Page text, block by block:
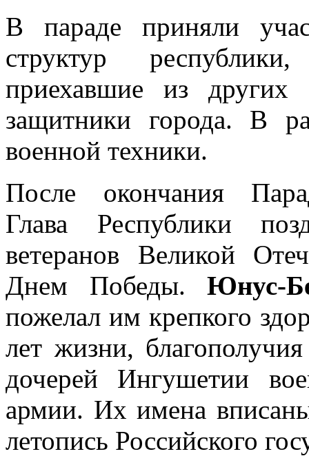
В параде приняли
структур
приехавшие из других
защитники города. В
военной техники.
После окончания
Глава Республики
ветеранов Великой
Днем Победы.Юнус-
пожелал им крепкого
лет жизни,
дочерей Ингушетии
армии. Их имена
летопись Российского